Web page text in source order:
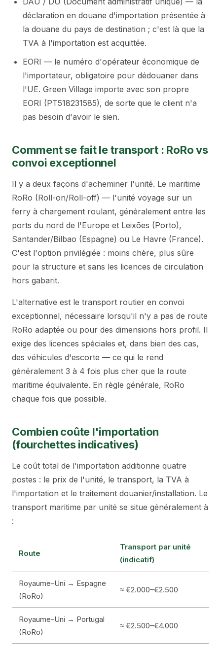
GREEN VILLAGE
MOBILE HOMES
déclaration en douane d'importation présentée à
la douane du pays de destination ; c'est là que la
TVA à l'importation est acquittée.
EORI — le numéro d'opérateur économique de
l'importateur, obligatoire pour dédouaner dans
l'UE. Green Village importe avec son propre
EORI (PT518231585), de sorte que le client n'a
pas besoin d'avoir le sien.
Comment se fait le transport : RoRo vs
convoi exceptionnel
Il y a deux façons d'acheminer l'unité. Le maritime
RoRo (Roll-on/Roll-off) — l'unité voyage sur un
ferry à chargement roulant, généralement entre les
ports du nord de l'Europe et Leixões (Porto),
Santander/Bilbao (Espagne) ou Le Havre (France).
C'est l'option privilégiée : moins chère, plus sûre
pour la structure et sans les licences de circulation
hors gabarit.
L'alternative est le transport routier en convoi
exceptionnel, nécessaire lorsqu'il n'y a pas de route
RoRo adaptée ou pour des dimensions hors profil. Il
exige des licences spéciales et, dans bien des cas,
des véhicules d'escorte — ce qui le rend
généralement 3 à 4 fois plus cher que la route
maritime équivalente. En règle générale, RoRo
chaque fois que possible.
Combien coûte l'importation
(fourchettes indicatives)
Le coût total de l'importation additionne quatre
postes : le prix de l'unité, le transport, la TVA à
l'importation et le traitement douanier/installation. Le
transport maritime par unité se situe généralement à
:
Route
Transport par unité
(indicatif)
Royaume-Uni → Espagne
(RoRo)
≈ €2.000–€2.500
Royaume-Uni → Portugal
(RoRo)
≈ €2.500–€4.000